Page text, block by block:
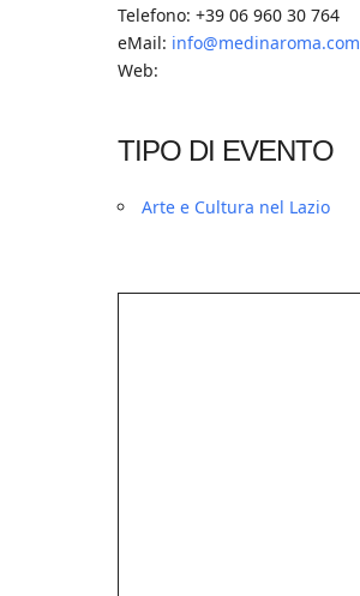
Telefono: +39 06 960 30 764
eMail: info@medinaroma.com
Web:
TIPO DI EVENTO
Arte e Cultura nel Lazio